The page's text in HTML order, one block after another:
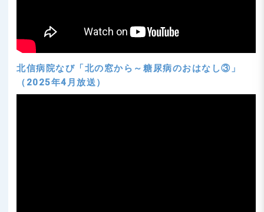
北信病院なび「北の窓から～糖尿病のおはなし③」
（2025年4月放送）